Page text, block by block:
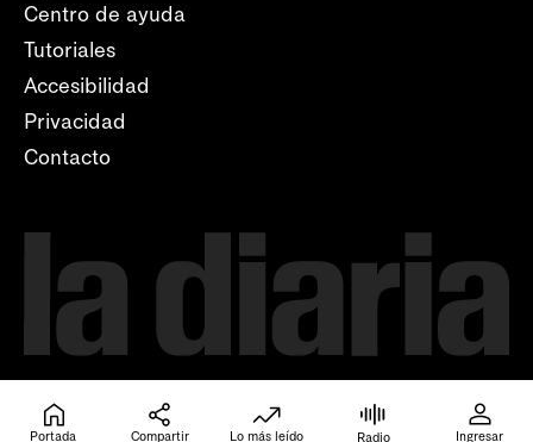
Centro de ayuda
Tutoriales
Accesibilidad
Privacidad
Contacto
Portada Compartir Lo más leído Radio Ingresar